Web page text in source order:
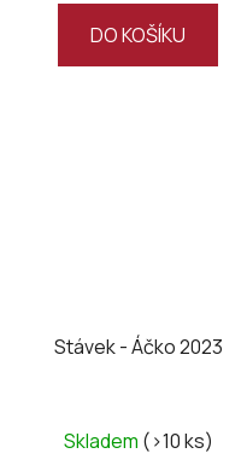
DO KOŠÍKU
Stávek - Áčko 2023
Skladem (>10 ks)